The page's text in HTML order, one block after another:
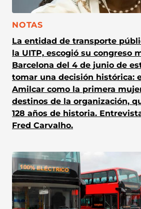
CATEGORÍA:
NOTAS
La entidad de transporte
la UITP, escogió su congreso
Barcelona del 4 de junio de
tomar una decisión histórica:
Amilcar como la primera
destinos de la organización,
128 años de historia.
Fred Carvalho.